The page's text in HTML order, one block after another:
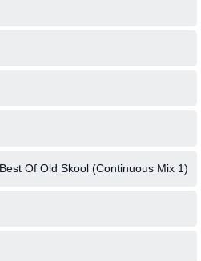
Of Old Skool (Continuous Mix 1)